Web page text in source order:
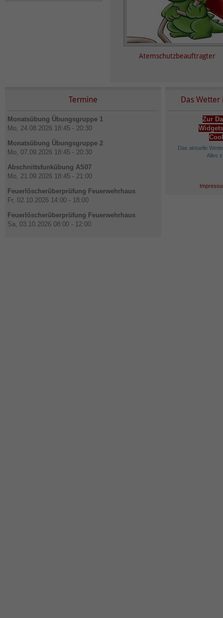
Atemschutzbeauftragter
Termine
Monatsübung Übungsgruppe 1
Mo, 24.08.2026 18:45 - 20:30
Monatsübung Übungsgruppe 2
Mo, 07.09.2026 18:45 - 20:30
Abschnittsfunkübung AS07
Mo, 21.09.2026 18:45 - 21:00
Feuerlöscherüberprüfung Feuerwehrhaus
Fr, 02.10.2026 14:00 - 18:00
Feuerlöscherüberprüfung Feuerwehrhaus
Sa, 03.10.2026 08:00 - 12:00
Das Wetter
Zur
Das aktuelle
Alles